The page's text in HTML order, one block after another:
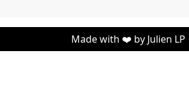
Made with ❤️ by Julien LP